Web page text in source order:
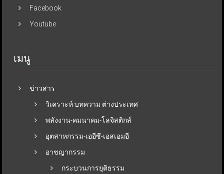
Facebook
Youtube
เมนู
ข่าวสาร
วิเคราะห์ บทความ ต่างประเทศ
พลังงาน-คมนาคม-โลจิสติกส์
อุตสาหกรรม-เออีซี-เอสเอมอี
อาชญากรรม
กระบวนการยุติธรรม